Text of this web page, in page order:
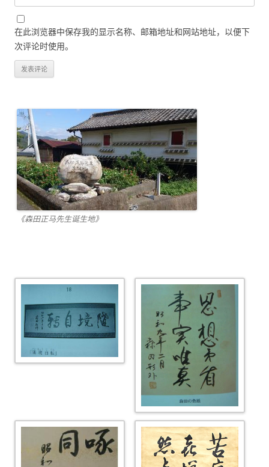
在此浏览器中保存我的显示名称、邮箱地址和网站地址，以便下
次评论时使用。
《森田正马先生诞生地》